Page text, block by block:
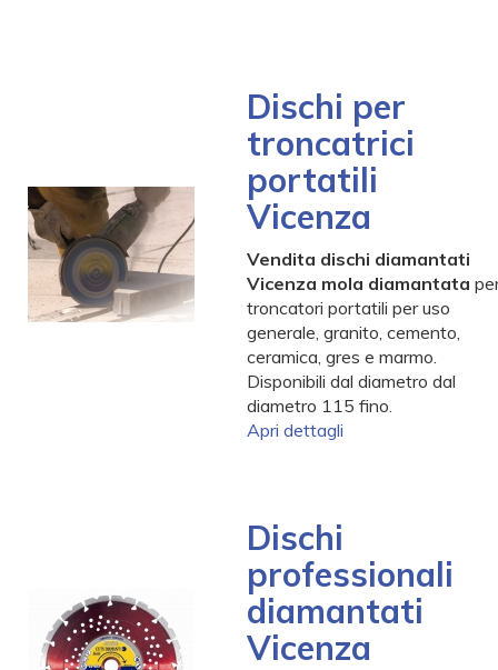
Dischi per
troncatrici
portatili
Vicenza
Vendita dischi diamantati
Vicenza mola diamantata
troncatori portatili per uso
generale, granito, cemento,
ceramica, gres e marmo.
Disponibili dal diametro dal
diametro 115 fino.
Apri dettagli
Dischi
professionali
diamantati
Vicenza